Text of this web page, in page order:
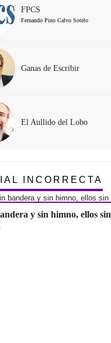
FPCS
Fernando Pino Calvo Sotelo
Ganas de Escribir
El Aullido del Lobo
INCORRECTA
y sin himno, ellos sin